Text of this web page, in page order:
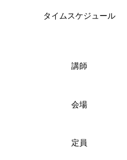
タイムスケジュール
講師
会場
定員